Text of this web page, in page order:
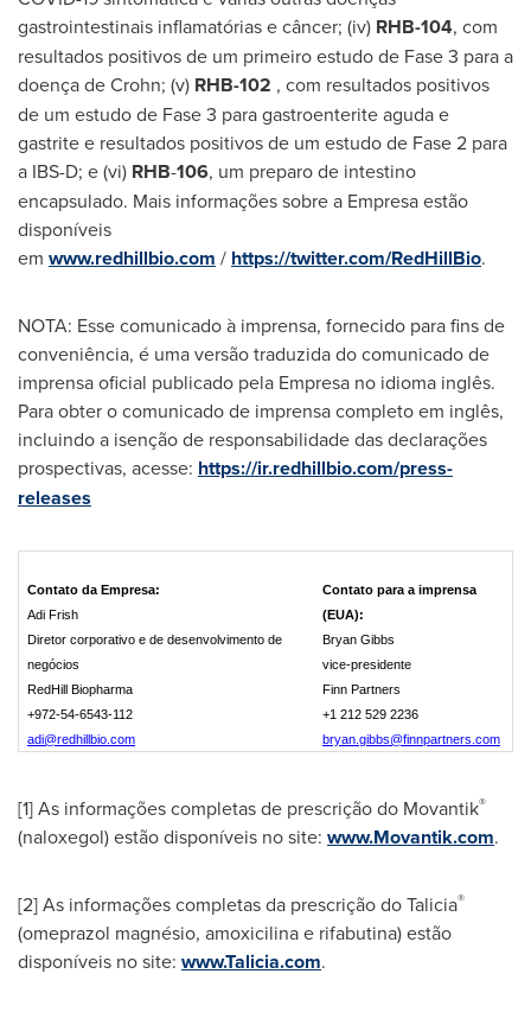
gastrointestinais inflamatórias e câncer; (iv) RHB-104, com
resultados positivos de um primeiro estudo de Fase 3 para a
doença de Crohn; (v) RHB-102 , com resultados positivos
de um estudo de Fase 3 para gastroenterite aguda e
gastrite e resultados positivos de um estudo de Fase 2 para
a IBS-D; e (vi) RHB-106, um preparo de intestino
encapsulado. Mais informações sobre a Empresa estão
disponíveis
em www.redhillbio.com / https://twitter.com/RedHillBio.
NOTA: Esse comunicado à imprensa, fornecido para fins de
conveniência, é uma versão traduzida do comunicado de
imprensa oficial publicado pela Empresa no idioma inglês.
Para obter o comunicado de imprensa completo em inglês,
incluindo a isenção de responsabilidade das declarações
prospectivas, acesse: https://ir.redhillbio.com/press-
releases
Contato da Empresa:
Adi Frish
Diretor corporativo e de desenvolvimento de
negócios
RedHill Biopharma
+972-54-6543-112
adi@redhillbio.com
Contato para a imprensa
(EUA):
Bryan Gibbs
vice-presidente
Finn Partners
+1 212 529 2236
bryan.gibbs@finnpartners.com
[1] As informações completas de prescrição do Movantik®
(naloxegol) estão disponíveis no site: www.Movantik.com.
[2] As informações completas da prescrição do Talicia®
(omeprazol magnésio, amoxicilina e rifabutina) estão
disponíveis no site: www.Talicia.com.